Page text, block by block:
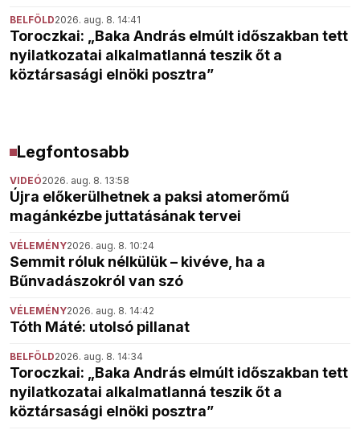
BELFÖLD2026. aug. 8. 14:41
Toroczkai: „Baka András elmúlt időszakban tett
nyilatkozatai alkalmatlanná teszik őt a
köztársasági elnöki posztra”
Legfontosabb
VIDEÓ2026. aug. 8. 13:58
Újra előkerülhetnek a paksi atomerőmű
magánkézbe juttatásának tervei
VÉLEMÉNY2026. aug. 8. 10:24
Semmit róluk nélkülük – kivéve, ha a
Bűnvadászokról van szó
VÉLEMÉNY2026. aug. 8. 14:42
Tóth Máté: utolsó pillanat
BELFÖLD2026. aug. 8. 14:34
Toroczkai: „Baka András elmúlt időszakban tett
nyilatkozatai alkalmatlanná teszik őt a
köztársasági elnöki posztra”